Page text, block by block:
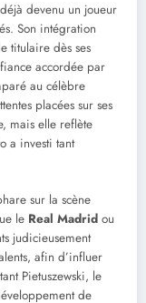
devenu un joueur
Son intégration
titulaire dès ses
accordée par
au célèbre
placées sur ses
mais elle reflète
a investi tant
sur la scène
le Real Madrid ou
judicieusement
afin d’influer
Pietuszewski, le
de